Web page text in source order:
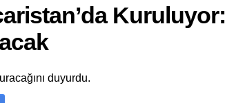
Kuruluyor:
duyurdu.